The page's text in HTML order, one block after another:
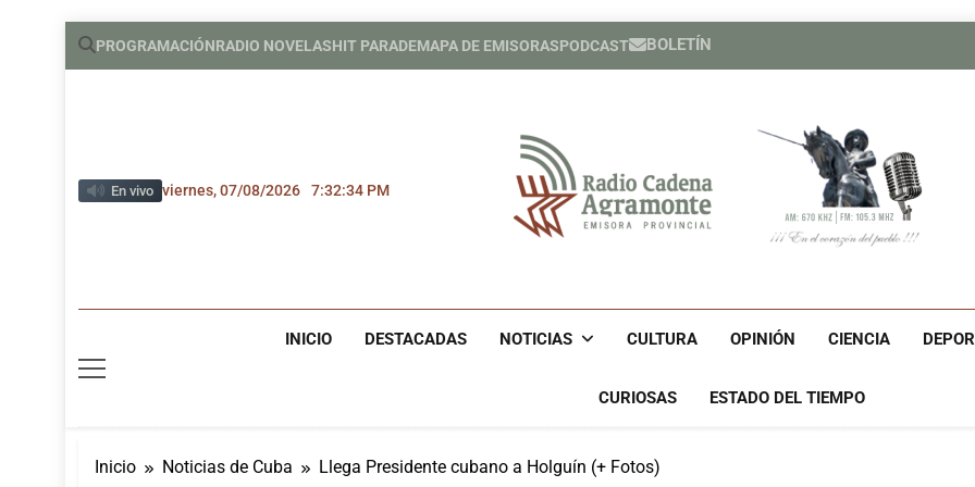
Saltar
PROGRAMACIÓNRADIO NOVELASHIT PARADEMAPA DE EMISORASPODCAST BOLETÍN
Héroe
Héroe
España
En vivo viernes, 07/08/2026 7:32:35 PM
Radio Cadena
INICIO DESTACADAS NOTICIAS CULTURA OPINIÓN CIENCIA
CURIOSAS ESTADO DEL TIEMPO
Inicio Noticias de Cuba Llega Presidente cubano a Holguín (+ Fotos)